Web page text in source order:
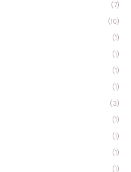
(7)
(10)
(1)
(1)
(1)
(1)
(3)
(1)
(1)
(1)
(1)